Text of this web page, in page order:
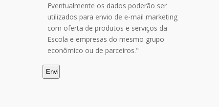
Eventualmente os dados poderão ser
utilizados para envio de e-mail marketing
com oferta de produtos e serviços da
Escola e empresas do mesmo grupo
econômico ou de parceiros."